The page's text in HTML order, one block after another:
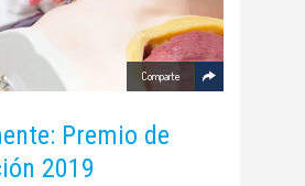
Comparte
Premio de
2019